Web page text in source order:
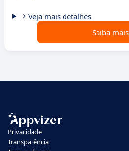
Veja mais detalhes
Saiba mais
Privacidade
Transparência